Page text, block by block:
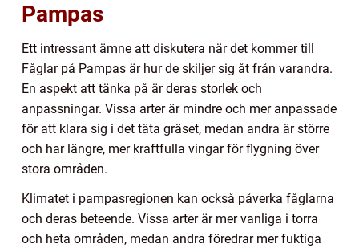
Pampas
Ett intressant ämne att diskutera när det kommer till
Fåglar på Pampas är hur de skiljer sig åt från varandra.
En aspekt att tänka på är deras storlek och
anpassningar. Vissa arter är mindre och mer anpassade
för att klara sig i det täta gräset, medan andra är större
och har längre, mer kraftfulla vingar för flygning över
stora områden.
Klimatet i pampasregionen kan också påverka fåglarna
och deras beteende. Vissa arter är mer vanliga i torra
och heta områden, medan andra föredrar mer fuktiga